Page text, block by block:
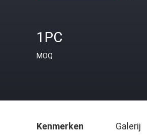
1PC
MOQ
Kenmerken Galerij